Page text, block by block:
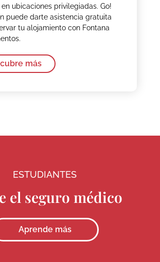
ubicaciones privilegiadas. Go!
puede darte asistencia gratuita
tu alojamiento con Fontana
más
ESTUDIANTES
el seguro médico
Aprende más